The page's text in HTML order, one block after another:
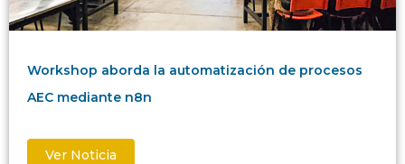
Workshop aborda la automatización de procesos
AEC mediante n8n
Ver Noticia